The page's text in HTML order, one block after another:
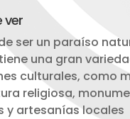
ver
ser un paraíso
una gran
culturales, como
religiosa,
y artesanías locales